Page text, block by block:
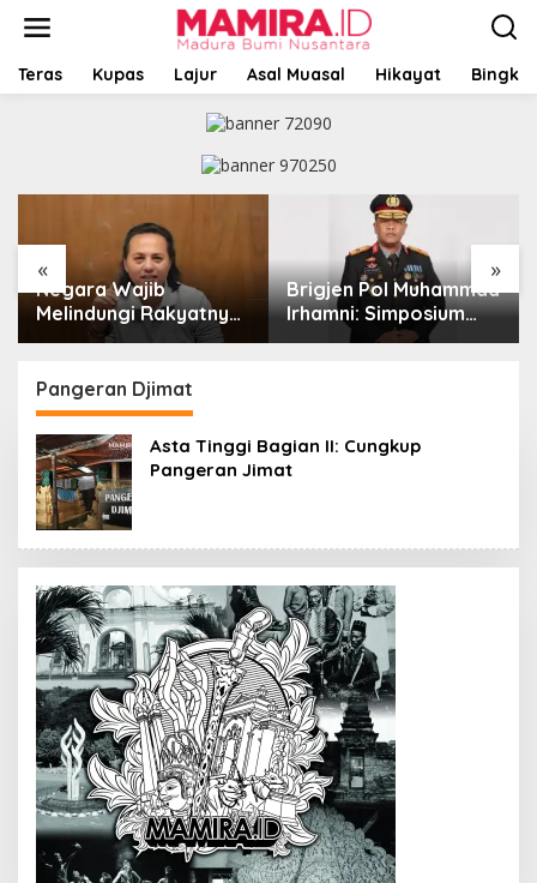
t
Teras Kupas Lajur Asal Muasal Hikayat Bingkai
« »
Negara Wajib
Melindungi Rakyatnya:
Catatan tentang Nasib
Belerang Kawah Ijen
Brigjen Pol Muhammad
Irhamni: Simposium
Nasional Outlook
Pangeran Djimat
Asta Tinggi Bagian II: Cungkup
Pangeran Jimat